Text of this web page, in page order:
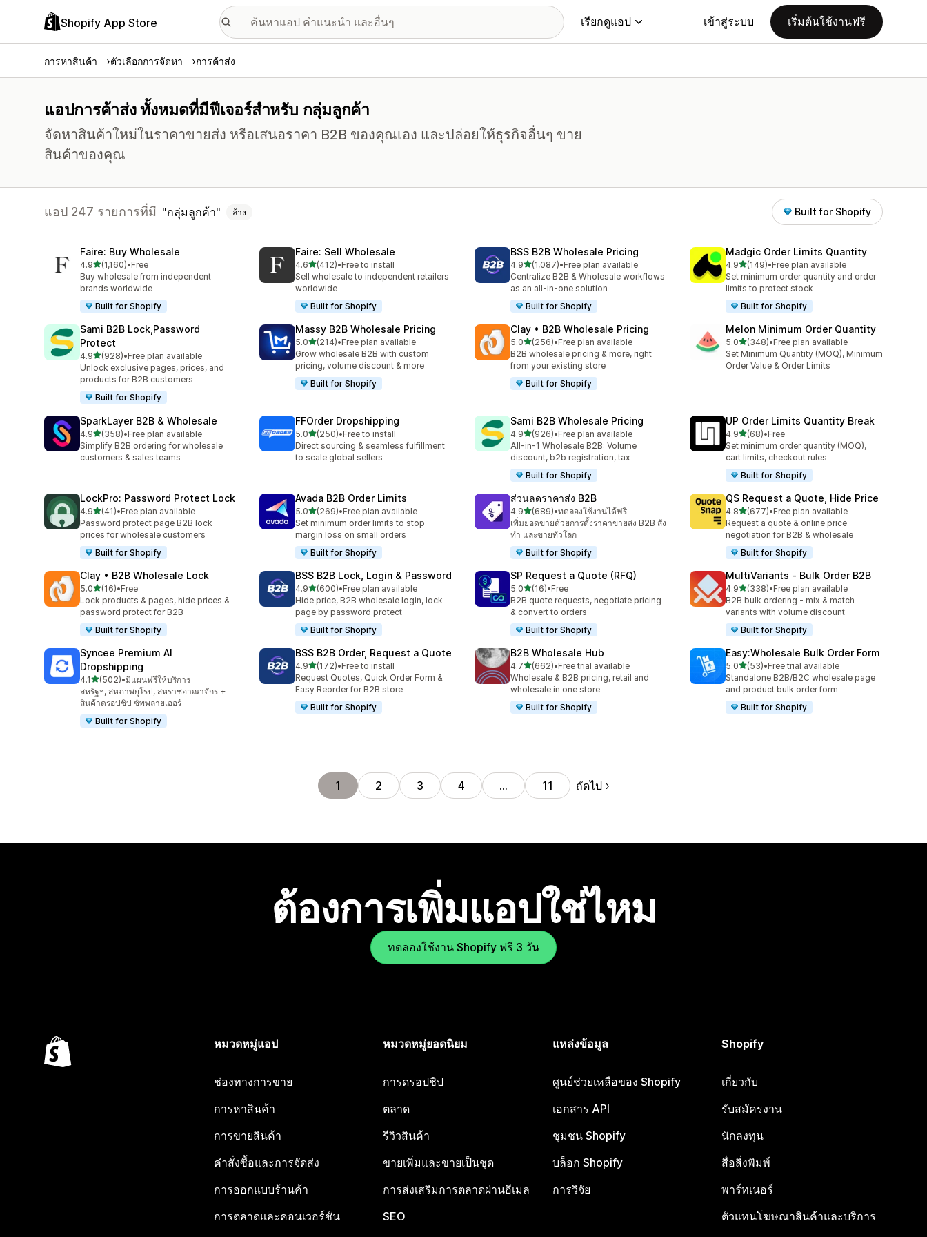
Shopify App Store เรียกดูแอป เข้าสู่ระบบ เริ่มต้นใช้งานฟรี
การหาสินค้า ตัวเลือกการจัดหา การค้าส่ง
แอปการค้าส่ง ทั้งหมดที่มีฟีเจอร์สำหรับ กลุ่มลูกค้า
จัดหาสินค้าใหม่ในราคาขายส่ง หรือเสนอราคา B2B ของคุณเอง และปล่อยให้ธุรกิจอื่นๆ ขาย
สินค้าของคุณ
แอป 247 รายการที่มี กลุ่มลูกค้า ล้าง Built for Shopify
Faire: Buy Wholesale
4.9เต็ม 5 ดาว
(1,160)
ทั้งหมด 1160 รีวิว
•Free
Buy wholesale from independent
brands worldwide
Built for Shopify
Faire: Sell Wholesale
4.6เต็ม 5 ดาว
(412)
ทั้งหมด 412 รีวิว
•Free to install
Sell wholesale to independent retailers
worldwide
Built for Shopify
BSS B2B Wholesale Pricing
4.9เต็ม 5 ดาว
(1,087)
ทั้งหมด 1087 รีวิว
•Free plan available
Centralize B2B & Wholesale workflows
as an all-in-one solution
Built for Shopify
Madgic Order Limits Quantity
4.9เต็ม 5 ดาว
(149)
ทั้งหมด 149 รีวิว
•Free plan available
Set minimum order quantity and order
limits to protect stock
Built for Shopify
Sami B2B Lock,Password
Protect
4.9เต็ม 5 ดาว
(928)
ทั้งหมด 928 รีวิว
•Free plan available
Unlock exclusive pages, prices, and
products for B2B customers
Built for Shopify
Massy B2B Wholesale Pricing
5.0เต็ม 5 ดาว
(214)
ทั้งหมด 214 รีวิว
•Free plan available
Grow wholesale B2B with custom
pricing, volume discount & more
Built for Shopify
Clay • B2B Wholesale Pricing
5.0เต็ม 5 ดาว
(256)
ทั้งหมด 256 รีวิว
•Free plan available
B2B wholesale pricing & more, right
from your existing store
Built for Shopify
Melon Minimum Order Quantity
5.0เต็ม 5 ดาว
(348)
ทั้งหมด 348 รีวิว
•Free plan available
Set Minimum Quantity (MOQ), Minimum
Order Value & Order Limits
SparkLayer B2B & Wholesale
4.9เต็ม 5 ดาว
(358)
ทั้งหมด 358 รีวิว
•Free plan available
Simplify B2B ordering for wholesale
customers & sales teams
FFOrder Dropshipping
5.0เต็ม 5 ดาว
(250)
ทั้งหมด 250 รีวิว
•Free to install
Direct sourcing & seamless fulfillment
to scale global sellers
Sami B2B Wholesale Pricing
4.9เต็ม 5 ดาว
(926)
ทั้งหมด 926 รีวิว
•Free plan available
All-in-1 Wholesale B2B: Volume
discount, b2b registration, tax
Built for Shopify
UP Order Limits Quantity Break
4.9เต็ม 5 ดาว
(68)
ทั้งหมด 68 รีวิว
•Free
Set minimum order quantity (MOQ),
cart limits, checkout rules
Built for Shopify
LockPro: Password Protect Lock
4.9เต็ม 5 ดาว
(41)
ทั้งหมด 41 รีวิว
•Free plan available
Password protect page B2B lock
prices for wholesale customers
Built for Shopify
Avada B2B Order Limits
5.0เต็ม 5 ดาว
(269)
ทั้งหมด 269 รีวิว
•Free plan available
Set minimum order limits to stop
margin loss on small orders
Built for Shopify
ส่วนลดราคาส่ง B2B
4.9เต็ม 5 ดาว
(689)
ทั้งหมด 689 รีวิว
•ทดลองใช้งานได้ฟรี
เพิ่มยอดขายด้วยการตั้งราคาขายส่ง B2B สั่ง
ทำ และขายทั่วโลก
Built for Shopify
QS Request a Quote, Hide Price
4.8เต็ม 5 ดาว
(677)
ทั้งหมด 677 รีวิว
•Free plan available
Request a quote & online price
negotiation for B2B & wholesale
Built for Shopify
Clay • B2B Wholesale Lock
5.0เต็ม 5 ดาว
(16)
ทั้งหมด 16 รีวิว
•Free
Lock products & pages, hide prices &
password protect for B2B
Built for Shopify
BSS B2B Lock, Login & Password
4.9เต็ม 5 ดาว
(600)
ทั้งหมด 600 รีวิว
•Free plan available
Hide price, B2B wholesale login, lock
page by password protect
Built for Shopify
SP Request a Quote (RFQ)
5.0เต็ม 5 ดาว
(16)
ทั้งหมด 16 รีวิว
•Free
B2B quote requests, negotiate pricing
& convert to orders
Built for Shopify
MultiVariants ‑ Bulk Order B2B
4.9เต็ม 5 ดาว
(338)
ทั้งหมด 338 รีวิว
•Free plan available
B2B bulk ordering - mix & match
variants with volume discount
Built for Shopify
Syncee Premium AI
Dropshipping
4.1เต็ม 5 ดาว
(502)
ทั้งหมด 502 รีวิว
•มีแผนฟรีให้บริการ
สหรัฐฯ, สหภาพยุโรป, สหราชอาณาจักร +
สินค้าดรอปชิป ซัพพลายเออร์
Built for Shopify
BSS B2B Order, Request a Quote
4.9เต็ม 5 ดาว
(172)
ทั้งหมด 172 รีวิว
•Free to install
Request Quotes, Quick Order Form &
Easy Reorder for B2B store
Built for Shopify
B2B Wholesale Hub
4.7เต็ม 5 ดาว
(662)
ทั้งหมด 662 รีวิว
•Free trial available
Wholesale & B2B pricing, retail and
wholesale in one store
Built for Shopify
Easy:Wholesale Bulk Order Form
5.0เต็ม 5 ดาว
(53)
ทั้งหมด 53 รีวิว
•Free trial available
Standalone B2B/B2C wholesale page
and product bulk order form
Built for Shopify
1 2 3 4 … 11 ถัดไป
ต้องการเพิ่มแอปใช่ไหม
ทดลองใช้งาน Shopify ฟรี 3 วัน
หมวดหมู่แอป
ช่องทางการขาย
การหาสินค้า
การขายสินค้า
คำสั่งซื้อและการจัดส่ง
การออกแบบร้านค้า
การตลาดและคอนเวอร์ชัน
หมวดหมู่ยอดนิยม
การดรอปชิป
ตลาด
รีวิวสินค้า
ขายเพิ่มและขายเป็นชุด
การส่งเสริมการตลาดผ่านอีเมล
SEO
แหล่งข้อมูล
ศูนย์ช่วยเหลือของ Shopify
เอกสาร API
ชุมชน Shopify
บล็อก Shopify
การวิจัย
Shopify
เกี่ยวกับ
รับสมัครงาน
นักลงทุน
สื่อสิ่งพิมพ์
พาร์ทเนอร์
ตัวแทนโฆษณาสินค้าและบริการ